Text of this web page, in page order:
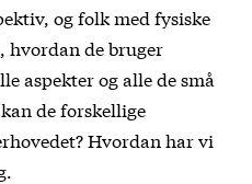
og folk med fysiske
de bruger
aspekter og alle de små
de forskellige
Hvordan har vi